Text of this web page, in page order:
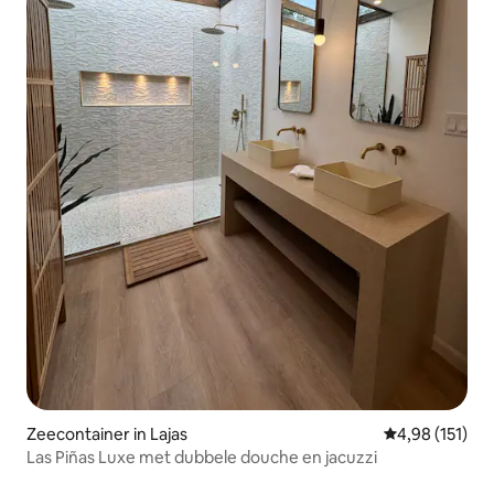
Zeecontainer in Lajas Gemiddelde
4,98 (151)
Las Piñas Luxe met dubbele douche en jacuzzi